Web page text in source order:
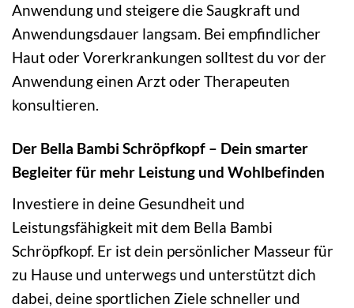
Anwendung und steigere die Saugkraft und
Anwendungsdauer langsam. Bei empfindlicher
Haut oder Vorerkrankungen solltest du vor der
Anwendung einen Arzt oder Therapeuten
konsultieren.
Der Bella Bambi Schröpfkopf – Dein smarter
Begleiter für mehr Leistung und Wohlbefinden
Investiere in deine Gesundheit und
Leistungsfähigkeit mit dem Bella Bambi
Schröpfkopf. Er ist dein persönlicher Masseur für
zu Hause und unterwegs und unterstützt dich
dabei, deine sportlichen Ziele schneller und